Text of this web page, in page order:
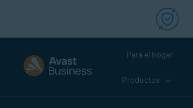
Para el hogar
Productos